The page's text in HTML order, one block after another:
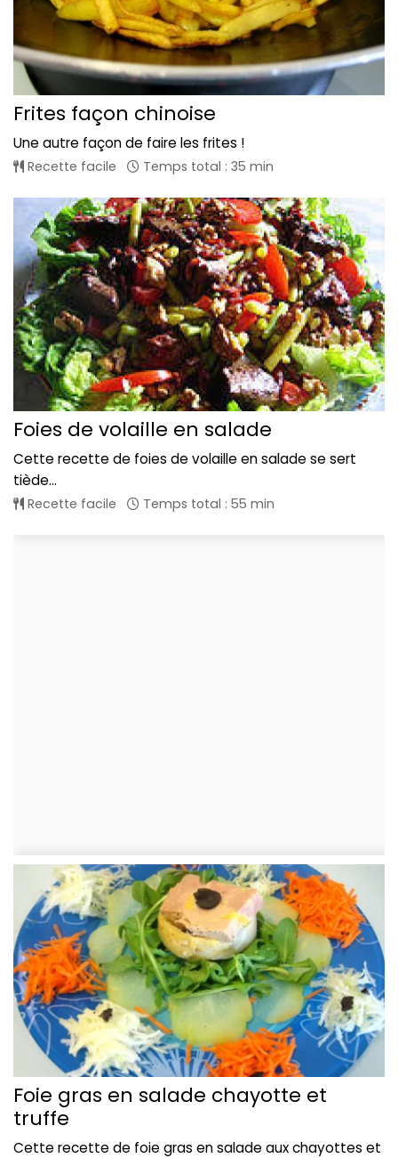
Frites façon chinoise
Une autre façon de faire les frites !
Recette facile Temps total : 35 min
Foies de volaille en salade
Cette recette de foies de volaille en salade se sert
tiède...
Recette facile Temps total : 55 min
Foie gras en salade chayotte et
truffe
Cette recette de foie gras en salade aux chayottes et